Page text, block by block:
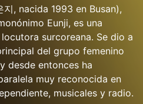
, nacida 1993 en Busan),
Eunji, es una
surcoreana. Se dio a
del grupo femenino
desde entonces ha
muy reconocida en
musicales y radio.